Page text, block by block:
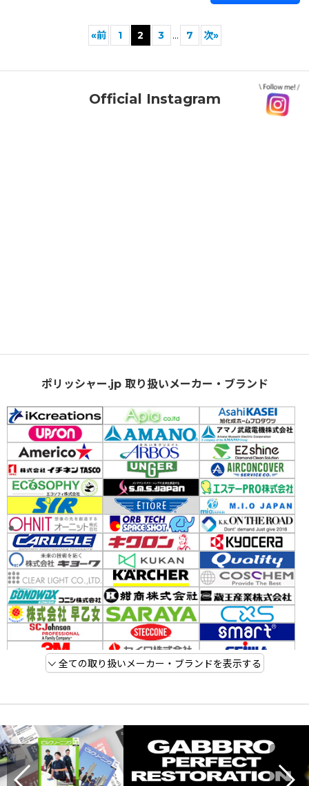
«前 1 2 3 ... 7 次»
Official Instagram
ポリッシャー.jp 取り扱いメーカー・ブランド
全ての取り扱いメーカー・ブランドを表示する